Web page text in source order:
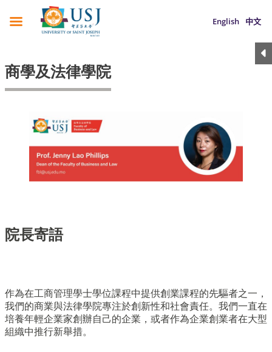
English 中文
商學及法律學院
院長寄語​​​​​​​
作為在工商管理學士學位課程中提供創業課程的先驅者之一，
我們的商業與法律學院專注於創新性和社會責任。我們一直在
培養年輕企業家創辦自己的企業，或者作為企業創業者在大型
組織中推行新舉措。